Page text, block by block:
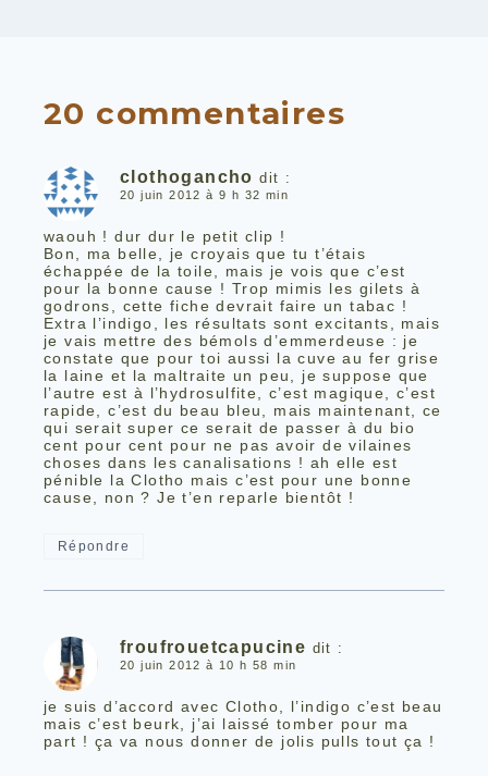
20 commentaires
clothogancho dit :
20 juin 2012 à 9 h 32 min
waouh ! dur dur le petit clip !
Bon, ma belle, je croyais que tu t’étais
échappée de la toile, mais je vois que c’est
pour la bonne cause ! Trop mimis les gilets à
godrons, cette fiche devrait faire un tabac !
Extra l’indigo, les résultats sont excitants, mais
je vais mettre des bémols d’emmerdeuse : je
constate que pour toi aussi la cuve au fer grise
la laine et la maltraite un peu, je suppose que
l’autre est à l’hydrosulfite, c’est magique, c’est
rapide, c’est du beau bleu, mais maintenant, ce
qui serait super ce serait de passer à du bio
cent pour cent pour ne pas avoir de vilaines
choses dans les canalisations ! ah elle est
pénible la Clotho mais c’est pour une bonne
cause, non ? Je t’en reparle bientôt !
Répondre
froufrouetcapucine dit :
20 juin 2012 à 10 h 58 min
je suis d’accord avec Clotho, l’indigo c’est beau
mais c’est beurk, j’ai laissé tomber pour ma
part ! ça va nous donner de jolis pulls tout ça !